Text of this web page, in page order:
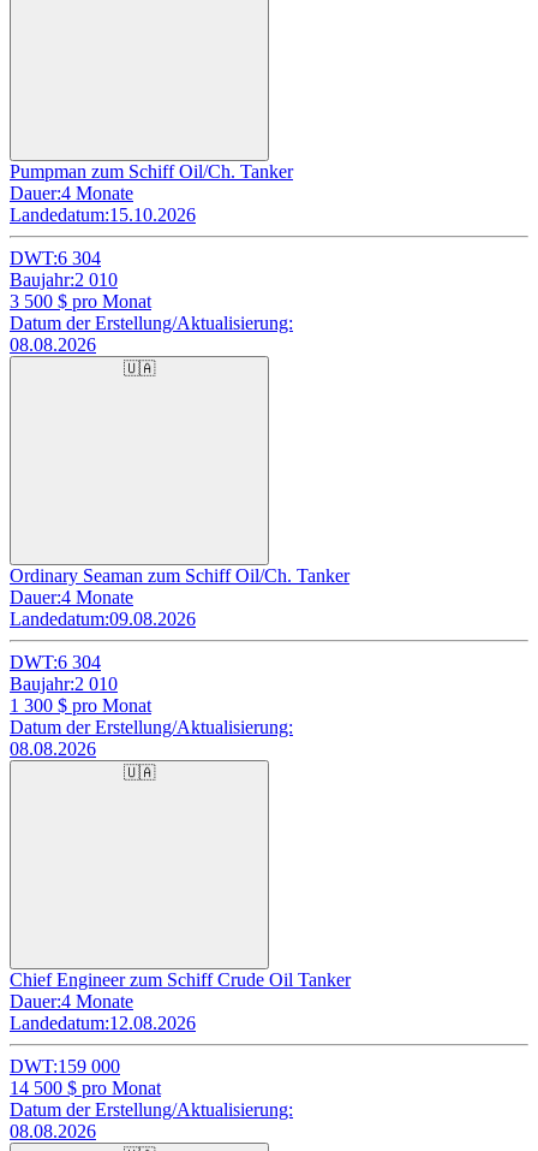
Pumpman zum Schiff Oil/Ch. Tanker
Dauer:4 Monate
Landedatum:15.10.2026
DWT:6 304
Baujahr:2 010
3 500 $ pro Monat
Datum der Erstellung/Aktualisierung:
08.08.2026
🇺🇦
Ordinary Seaman zum Schiff Oil/Ch. Tanker
Dauer:4 Monate
Landedatum:09.08.2026
DWT:6 304
Baujahr:2 010
1 300 $ pro Monat
Datum der Erstellung/Aktualisierung:
08.08.2026
🇺🇦
Chief Engineer zum Schiff Crude Oil Tanker
Dauer:4 Monate
Landedatum:12.08.2026
DWT:159 000
14 500 $ pro Monat
Datum der Erstellung/Aktualisierung:
08.08.2026